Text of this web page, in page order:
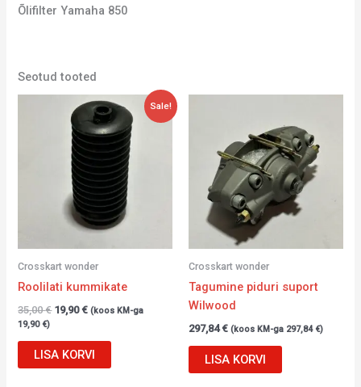
Õlifilter Yamaha 850
Seotud tooted
Sale!
Crosskart wonder
Roolilati kummikate
35,00€
hind
35,00 €.
19,90€
Current
price
is:
19,90 €.
(koos KM-ga
19,90 €)
LISA KORVI
Crosskart wonder
Tagumine piduri suport
Wilwood
297,84€ (koos KM-ga 297,84 €)
LISA KORVI